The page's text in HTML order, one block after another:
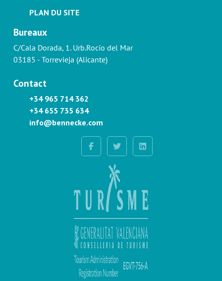
PLAN DU SITE
Bureaux
C/Cala Dorada, 1. Urb.Rocío del Mar
03185 - Torrevieja (Alicante)
Contact
+34 965 714 362
+34 655 735 634
info@bennecke.com